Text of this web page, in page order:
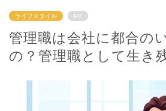
ライフスタイル PR
管理職は会社に都合の
の？管理職として生き